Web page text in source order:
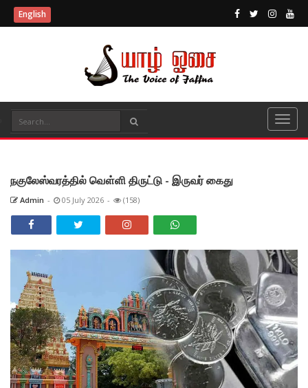
English
நகுலேஸ்வரத்தில் வௌ்ளி திருட்டு - இருவர் கைது
Admin - 05 July 2026 - (158)